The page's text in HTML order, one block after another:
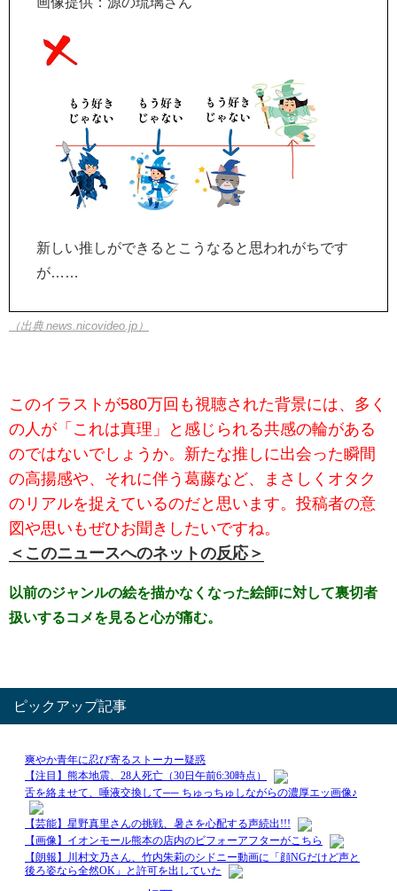
新しい推しができるとこうなると思われがちです
が……
（出典 news.nicovideo.jp）
このイラストが580万回も視聴された背景には、多く
の人が「これは真理」と感じられる共感の輪がある
のではないでしょうか。新たな推しに出会った瞬間
の高揚感や、それに伴う葛藤など、まさしくオタク
のリアルを捉えているのだと思います。投稿者の意
図や思いもぜひお聞きしたいですね。
＜このニュースへのネットの反応＞
以前のジャンルの絵を描かなくなった絵師に対して裏切者
扱いするコメを見ると心が痛む。
ピックアップ記事